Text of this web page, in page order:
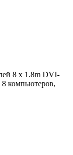
8 x 1.8m DVI-
компьютеров,